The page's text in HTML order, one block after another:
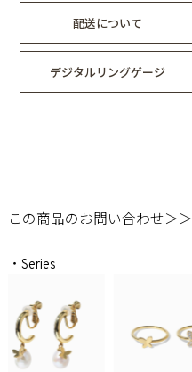
配送について
デジタルリングゲージ
この商品のお問い合わせ＞＞
・Series